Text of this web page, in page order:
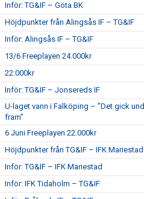
Inför: TG&IF – Göta BK
Höjdpunkter från Alingsås IF – TG&IF
Inför: Alingsås IF – TG&IF
13/6 Freeplayen 24.000kr
22.000kr
Inför: TG&IF – Jonsereds IF
U-laget vann i Falköping – ”Det gick
fram”
6 Juni Freeplayen 22.000kr
Höjdpunkter från TG&IF – IFK Mariestad
Inför: TG&IF – IFK Mariestad
Inför: IFK Tidaholm – TG&IF